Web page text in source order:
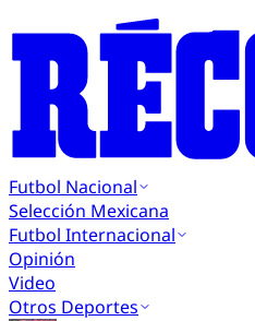
Futbol Nacional
Selección Mexicana
Futbol Internacional
Opinión
Video
Otros Deportes